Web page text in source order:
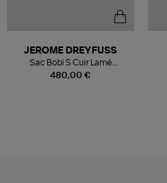
480,00 €
JEROME DREYFUSS
Sac Bobi S Cuir Lamé
Champagne